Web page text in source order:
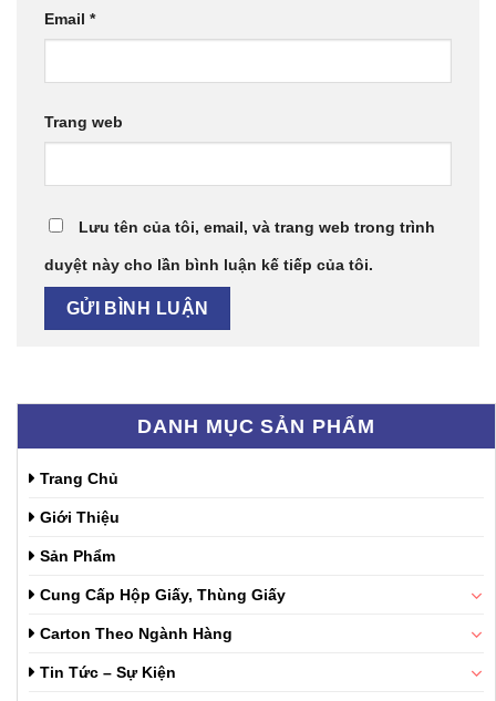
DANH MỤC SẢN PHẨM
Trang Chủ
Giới Thiệu
Sản Phẩm
Cung Cấp Hộp Giấy, Thùng Giấy
Carton Theo Ngành Hàng
Tin Tức – Sự Kiện
Email *
Trang web
Lưu tên của tôi, email, và trang web trong trình
duyệt này cho lần bình luận kế tiếp của tôi.